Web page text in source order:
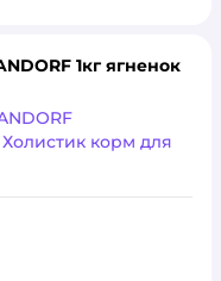
1кг ягненок
Холистик корм для